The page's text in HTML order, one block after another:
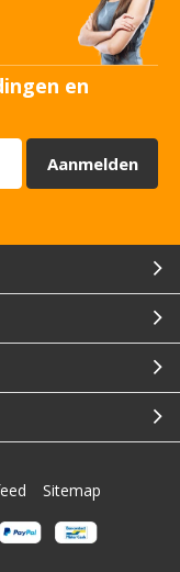
en
Aanmelden
Sitemap